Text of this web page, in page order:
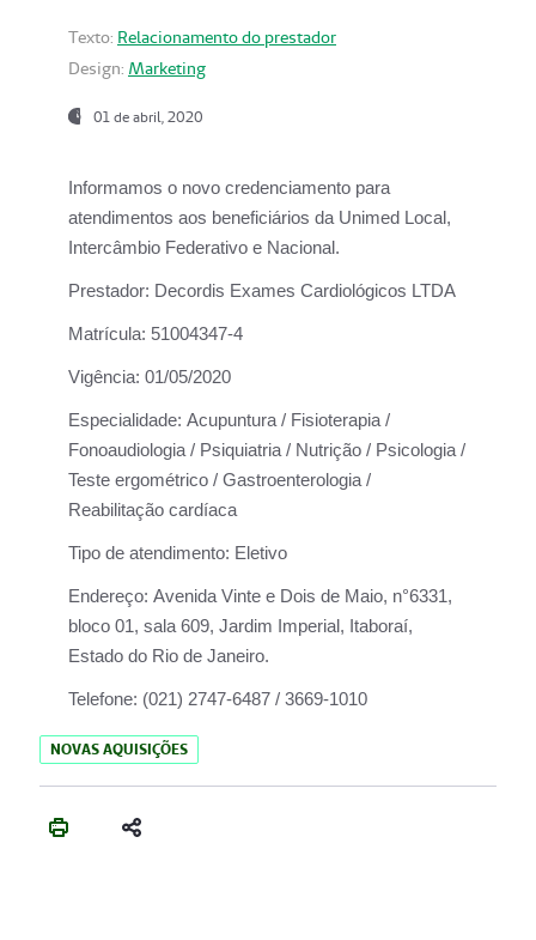
Texto: Relacionamento do prestador
Design: Marketing
01 de abril, 2020
Informamos o novo credenciamento para
atendimentos aos beneficiários da Unimed Local,
Intercâmbio Federativo e Nacional.
Prestador: Decordis Exames Cardiológicos LTDA
Matrícula: 51004347-4
Vigência: 01/05/2020
Especialidade: Acupuntura / Fisioterapia /
Fonoaudiologia / Psiquiatria / Nutrição / Psicologia /
Teste ergométrico / Gastroenterologia /
Reabilitação cardíaca
Tipo de atendimento: Eletivo
Endereço: Avenida Vinte e Dois de Maio, n°6331,
bloco 01, sala 609, Jardim Imperial, Itaboraí,
Estado do Rio de Janeiro.
Telefone: (021) 2747-6487 / 3669-1010
NOVAS AQUISIÇÕES